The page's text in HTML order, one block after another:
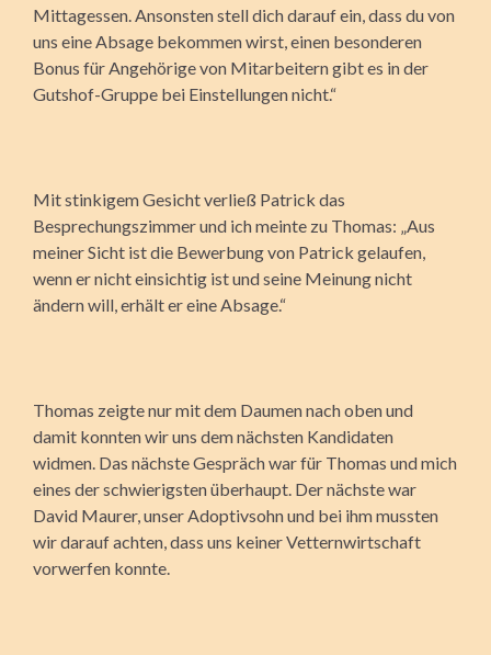
Mittagessen. Ansonsten stell dich darauf ein, dass du von
uns eine Absage bekommen wirst, einen besonderen
Bonus für Angehörige von Mitarbeitern gibt es in der
Gutshof-Gruppe bei Einstellungen nicht.“
Mit stinkigem Gesicht verließ Patrick das
Besprechungszimmer und ich meinte zu Thomas: „Aus
meiner Sicht ist die Bewerbung von Patrick gelaufen,
wenn er nicht einsichtig ist und seine Meinung nicht
ändern will, erhält er eine Absage.“
Thomas zeigte nur mit dem Daumen nach oben und
damit konnten wir uns dem nächsten Kandidaten
widmen. Das nächste Gespräch war für Thomas und mich
eines der schwierigsten überhaupt. Der nächste war
David Maurer, unser Adoptivsohn und bei ihm mussten
wir darauf achten, dass uns keiner Vetternwirtschaft
vorwerfen konnte.